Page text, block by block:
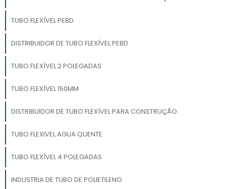
TUBO FLEXÍVEL PEBD
DISTRIBUIDOR DE TUBO FLEXÍVEL PEBD
TUBO FLEXÍVEL 2 POLEGADAS
TUBO FLEXÍVEL 150MM
DISTRIBUIDOR DE TUBO FLEXÍVEL PARA CONSTRUÇÃO
TUBO FLEXIVEL AGUA QUENTE
TUBO FLEXÍVEL 4 POLEGADAS
INDUSTRIA DE TUBO DE POLIETILENO